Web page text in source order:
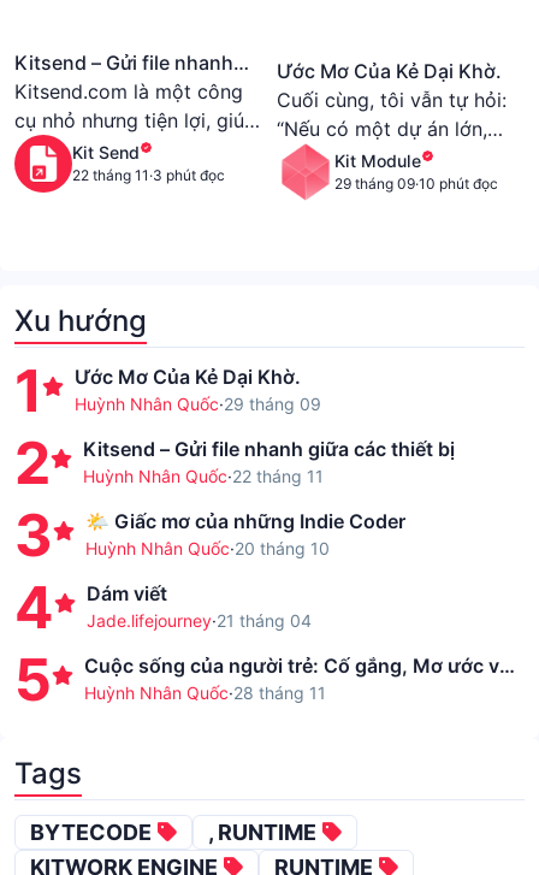
Kitsend – Gửi file nhanh
giữa các thiết bị
Kitsend.com là một công
cụ nhỏ nhưng tiện lợi, giúp
bạn gửi file một cách dễ
dàng và bảo mật. Hy vọng
Kit Send
22 tháng 11 ·3 phút đọc
Ước Mơ Của Kẻ Dại Khờ.
Cuối cùng, tôi vẫn tự hỏi:
“Nếu có một dự án lớn,
mình sẽ làm gì?”. Tôi chẳng
có gì ngoài những nợ nần
Kit Module
29 tháng 09·10 phút đọc
Xu hướng
1 Ước Mơ Của Kẻ Dại Khờ.
Huỳnh Nhân Quốc·29 tháng 09
2 Kitsend – Gửi file nhanh giữa các thiết bị
Huỳnh Nhân Quốc·22 tháng 11
3 🌤️ Giấc mơ của những Indie Coder
Huỳnh Nhân Quốc·20 tháng 10
4 Dám viết
Jade.lifejourney·21 tháng 04
5
Cuộc sống của người trẻ: Cố gắng, Mơ ước và
Sự Đánh Đổi
Huỳnh Nhân Quốc·28 tháng 11
Tags
BYTECODE
, RUNTIME
KITWORK ENGINE
RUNTIME